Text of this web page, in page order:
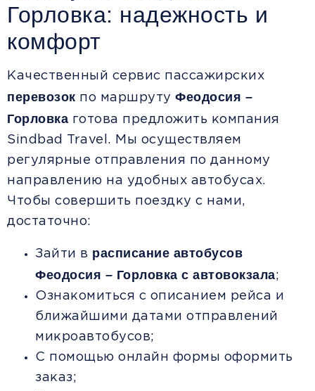
Горловка: надежность и
комфорт
Качественный сервис пассажирских
перевозок по маршруту Феодосия –
Горловка готова предложить компания
Sindbad Travel. Мы осуществляем
регулярные отправления по данному
направлению на удобных автобусах.
Чтобы совершить поездку с нами,
достаточно:
Зайти в расписание автобусов
Феодосия – Горловка с автовокзала;
Ознакомиться с описанием рейса и
ближайшими датами отправлений
микроавтобусов;
С помощью онлайн формы оформить
заказ;